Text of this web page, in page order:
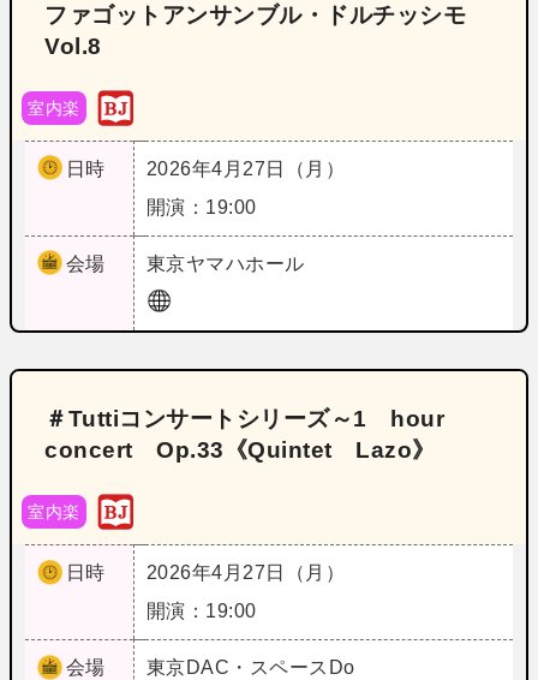
ファゴットアンサンブル・ドルチッシモ
Vol.8
室内楽
日時
2026年4月27日（月）
開演：19:00
会場 東京ヤマハホール
＃Tuttiコンサートシリーズ～1 hour
concert Op.33《Quintet Lazo》
室内楽
日時
2026年4月27日（月）
開演：19:00
会場 東京DAC・スペースDo